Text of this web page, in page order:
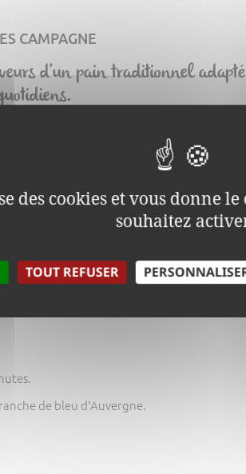
CAMPAGNE
d'un pain traditionnel adapté
de bleu d'Auvergne.
des cookies et vous donne
souhaitez
TOUT REFUSER